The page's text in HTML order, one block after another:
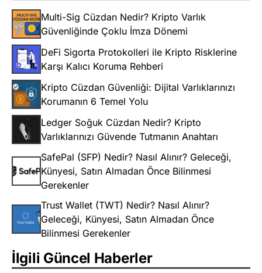
Multi-Sig Cüzdan Nedir? Kripto Varlık
Güvenliğinde Çoklu İmza Dönemi
DeFi Sigorta Protokolleri ile Kripto Risklerine
Karşı Kalıcı Koruma Rehberi
Kripto Cüzdan Güvenliği: Dijital Varlıklarınızı
Korumanın 6 Temel Yolu
Ledger Soğuk Cüzdan Nedir? Kripto
Varlıklarınızı Güvende Tutmanın Anahtarı
SafePal (SFP) Nedir? Nasıl Alınır? Geleceği,
Künyesi, Satın Almadan Önce Bilinmesi
Gerekenler
Trust Wallet (TWT) Nedir? Nasıl Alınır?
Geleceği, Künyesi, Satın Almadan Önce
Bilinmesi Gerekenler
İlgili Güncel Haberler